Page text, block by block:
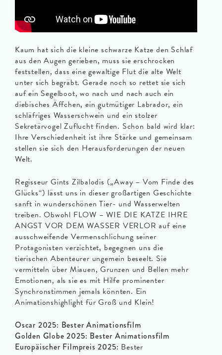
Kaum hat sich die kleine schwarze Katze den Schlaf
aus den Augen gerieben, muss sie erschrocken
feststellen, dass eine gewaltige Flut die alte Welt
unter sich begräbt. Gerade noch so rettet sie sich
auf ein Segelboot, wo nach und nach auch ein
diebisches Äffchen, ein gutmütiger Labrador, ein
schläfriges Wasserschwein und ein stolzer
Sekretärvogel Zuflucht finden. Schon bald wird klar:
Ihre Verschiedenheit ist ihre Stärke und gemeinsam
stellen sie sich den Herausforderungen der neuen
Welt.
Regisseur Gints Zilbalodis („Away – Vom Finde des
Glücks“) lässt uns in dieser großartigen Geschichte
sanft in wunderschönen Tier- und Wasserwelten
treiben. Obwohl FLOW – WIE DIE KATZE IHRE
ANGST VOR DEM WASSER VERLOR auf eine
ausschweifende Vermenschlichung seiner
Protagonisten verzichtet, begegnen uns die
tierischen Abenteurer ungemein beseelt. Sie
vermitteln über Miauen, Grunzen und Bellen mehr
Emotionen, als sie es mit Hilfe prominenter
Synchronstimmen jemals könnten. Ein
Animationshighlight für Groß und Klein!
Oscar 2025: Bester Animationsfilm
Golden Globe 2025: Bester Animationsfilm
Europäischer Filmpreis 2025: Bester